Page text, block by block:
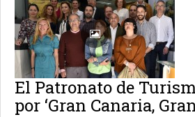
El Patronato de
por ‘Gran Canaria,